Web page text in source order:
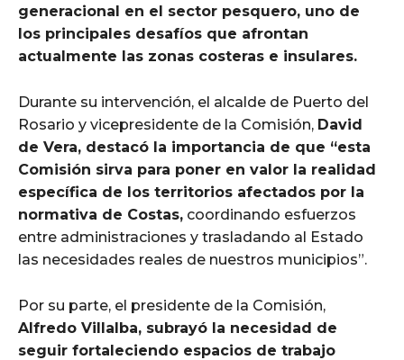
generacional en el sector pesquero, uno de
los principales desafíos que afrontan
actualmente las zonas costeras e insulares.
Durante su intervención, el alcalde de Puerto del
Rosario y vicepresidente de la Comisión, David
de Vera, destacó la importancia de que “esta
Comisión sirva para poner en valor la realidad
específica de los territorios afectados por la
normativa de Costas, coordinando esfuerzos
entre administraciones y trasladando al Estado
las necesidades reales de nuestros municipios”.
Por su parte, el presidente de la Comisión,
Alfredo Villalba, subrayó la necesidad de
seguir fortaleciendo espacios de trabajo